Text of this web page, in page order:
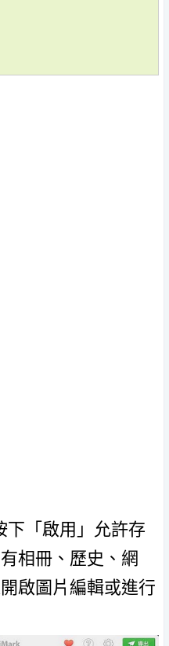
下「啟用」允許存
相冊、歷史、網
啟圖片編輯或進行